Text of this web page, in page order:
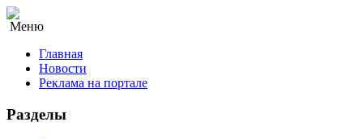
Меню
Главная
Новости
Реклама на портале
Разделы